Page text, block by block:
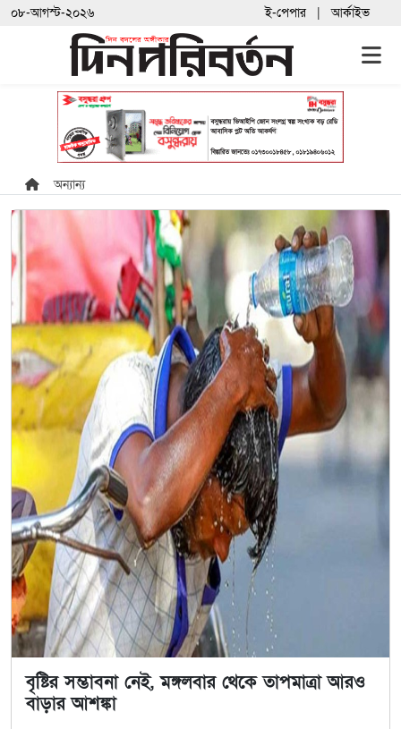
০৮-আগস্ট-২০২৬ ই-পেপার আর্কাইভ
অন্যান্য
বৃষ্টির সম্ভাবনা নেই, মঙ্গলবার থেকে তাপমাত্রা আরও
বাড়ার আশঙ্কা